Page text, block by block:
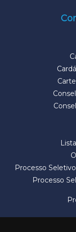
Processo
Processo